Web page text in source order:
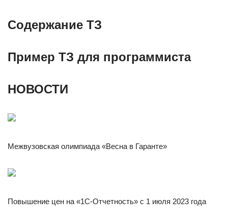
Содержание ТЗ
Пример ТЗ для программиста
НОВОСТИ
Межвузовская олимпиада «Весна в Гаранте»
Повышение цен на «1С‑Отчетность» с 1 июля 2023 года